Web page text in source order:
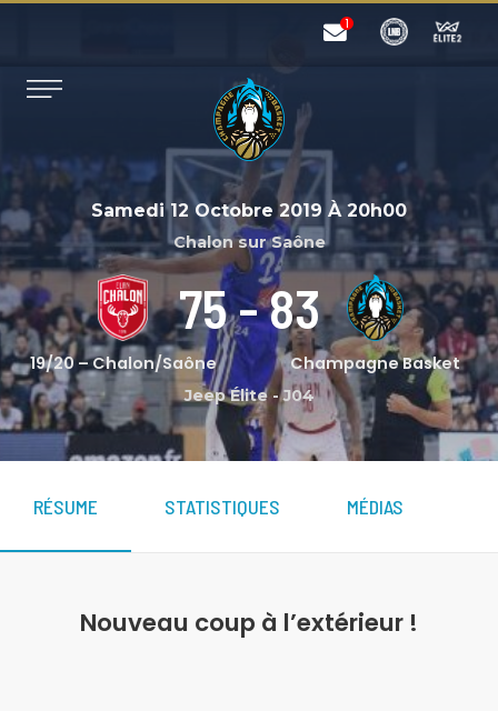
Samedi 12 Octobre 2019 À 20h00
Chalon sur Saône
Champagne Basket
83
-
75
19/20 – Chalon/Saône
Jeep Élite-J04
RÉSUME STATISTIQUES MÉDIAS
Nouveau coup à l’extérieur !